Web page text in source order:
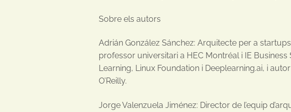
Sobre els autors
Adrián González Sánchez: Arquitecte per a
professor universitari a HEC Montréal i IE
Learning, Linux Foundation i Deeplearning.ai, i
O’Reilly.
Jorge Valenzuela Jiménez: Director de l’equip